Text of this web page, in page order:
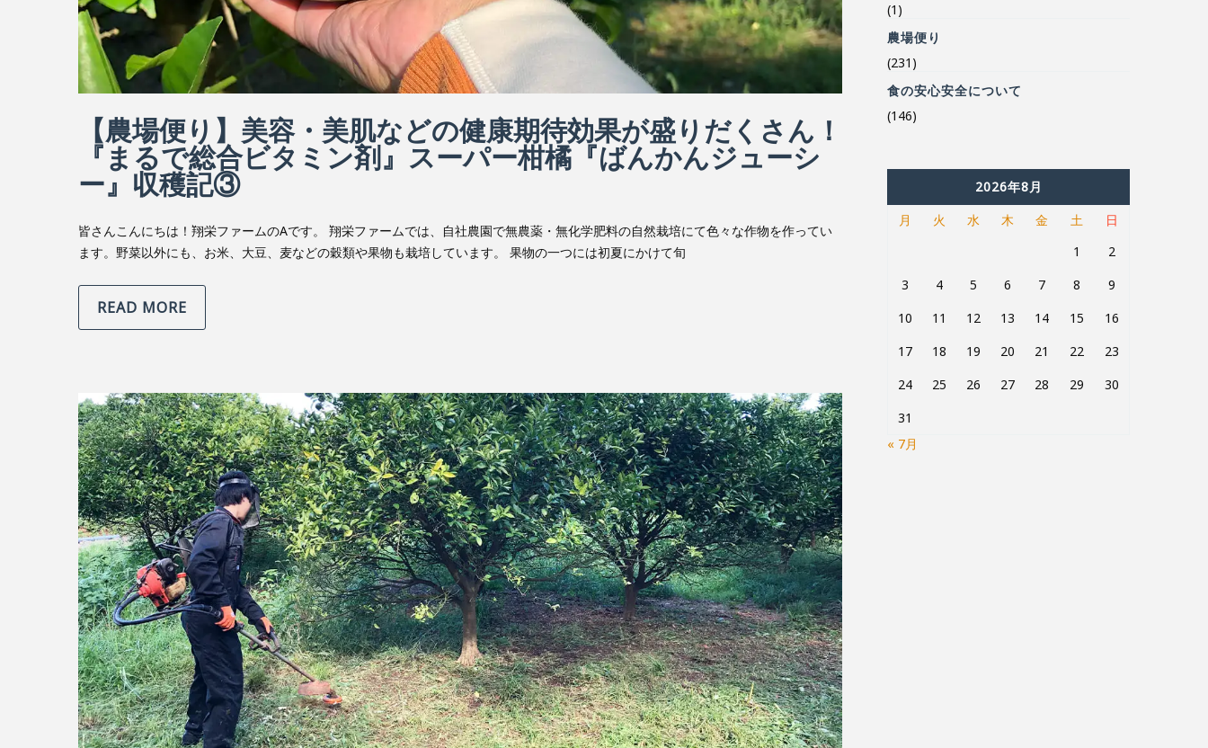
【農場便り】美容・美肌などの健康期待効果が盛りだくさん！
『まるで総合ビタミン剤』スーパー柑橘『ばんかんジューシ
ー』収穫記③
皆さんこんにちは！翔栄ファームのAです。 翔栄ファームでは、自社農園で無農薬・無化学肥料の自然栽培にて色々な作物を作ってい
ます。野菜以外にも、お米、大豆、麦などの穀類や果物も栽培しています。 果物の一つには初夏にかけて旬
READ MORE
(1)
農場便り
(231)
食の安心安全について
(146)
2026年8月
月
火 水 木 金 土
日
1
2
3
4 5 6 7 8
9
10
11 12 13 14 15
16
17
18 19 20 21 22
23
24
25 26 27 28 29
30
31
« 7月